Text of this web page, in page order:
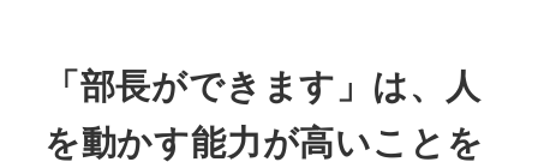
「部長ができます」は、人
を動かす能力が高いことを